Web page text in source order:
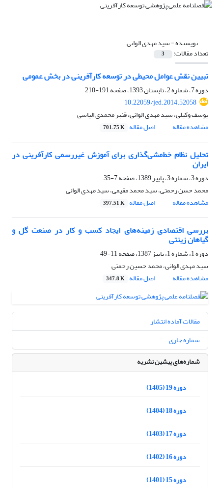
نویسنده =سید مهدی الوانی
تعداد مقالات: 3
تبیین نقش عوامل محیطی در توسعه کارآفرینی در بخش عمومی
دوره 7، شماره 2، تابستان 1393، صفحه
191-210
10.22059/jed.2014.52058
یوسف وکیلی، سید مهدی الوانی، قنبر محمدی الیاسی
مشاهده مقاله
اصل مقاله 701.75 K
تحلیل نظام خط‌مشی‌گذاری برای آموزش غیررسمی کارآفرینی در
ایران
دوره 3، شماره 3، پاییز 1389، صفحه
7-35
محمد حسن رحمتی، سید محمد مقیمی، سید مهدی الوانی
مشاهده مقاله
اصل مقاله 397.51 K
بررسی اقتصادی زمینه‌های ایجاد کسب و کار در صنعت گل و
گیاهان زینتی
دوره 1، شماره 1، پاییز 1387، صفحه
11-49
سید مهدی الوانی، محمد حسین رحمتی
مشاهده مقاله
اصل مقاله 347.8 K
مقالات آماده انتشار
شماره جاری
شماره‌های پیشین نشریه
دوره 19 (1405)
دوره 18 (1404)
دوره 17 (1403)
دوره 16 (1402)
دوره 15 (1401)